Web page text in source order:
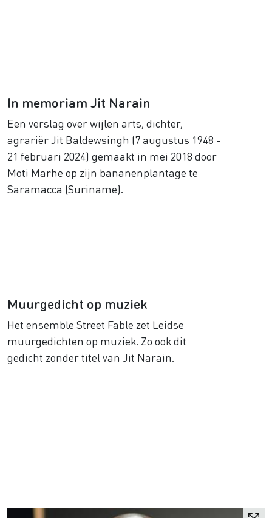
In memoriam Jit Narain
Een verslag over wijlen arts, dichter,
agrariër Jit Baldewsingh (7 augustus 1948 -
21 februari 2024) gemaakt in mei 2018 door
Moti Marhe op zijn bananenplantage te
Saramacca (Suriname).
Muurgedicht op muziek
Het ensemble Street Fable zet Leidse
muurgedichten op muziek. Zo ook dit
gedicht zonder titel van Jit Narain.